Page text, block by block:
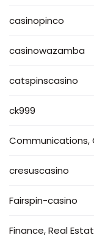
casinopinco
casinowazamba
catspinscasino
ck999
Communications,
cresuscasino
Fairspin-casino
Finance, Real